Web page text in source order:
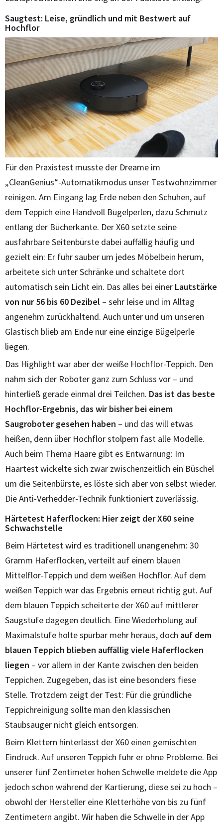
Saugtest: Leise, gründlich und mit Bestwert auf
Hochflor
Für den Praxistest musste der Dreame im
„CleanGenius“-Automatikmodus unser Testwohnzimmer
reinigen. Am Eingang lag Erde neben den Schuhen, auf
dem Teppich eine Handvoll Bügelperlen, dazu Schmutz
entlang der Bücherkante. Der X60 setzte seine
ausfahrbare Seitenbürste dabei auffällig häufig und
gezielt ein: Er fuhr sauber um jedes Möbelbein herum,
arbeitete sich unter Schränke und schaltete dort
automatisch sein Licht ein. Das alles bei einer Lautstärke
von nur 56 bis 60 Dezibel – sehr leise und im Alltag
angenehm zurückhaltend. Auch unter und um unseren
Glastisch blieb am Ende nur eine einzige Bügelperle
liegen.
Das Highlight war aber der weiße Hochflor-Teppich. Den
nahm sich der Roboter ganz zum Schluss vor – und
hinterließ gerade einmal drei Teilchen. Das ist das beste
Hochflor-Ergebnis, das wir bisher bei einem
Saugroboter gesehen haben – und das will etwas
heißen, denn über Hochflor stolpern fast alle Modelle.
Auch beim Thema Haare gibt es Entwarnung: Im
Haartest wickelte sich zwar zwischenzeitlich ein Büschel
um die Seitenbürste, es löste sich aber von selbst wieder.
Die Anti-Verhedder-Technik funktioniert zuverlässig.
Härtetest Haferflocken: Hier zeigt der X60 seine
Schwachstelle
Beim Härtetest wird es traditionell unangenehm: 30
Gramm Haferflocken, verteilt auf einem blauen
Mittelflor-Teppich und dem weißen Hochflor. Auf dem
weißen Teppich war das Ergebnis erneut richtig gut. Auf
dem blauen Teppich scheiterte der X60 auf mittlerer
Saugstufe dagegen deutlich. Eine Wiederholung auf
Maximalstufe holte spürbar mehr heraus, doch auf dem
blauen Teppich blieben auffällig viele Haferflocken
liegen – vor allem in der Kante zwischen den beiden
Teppichen. Zugegeben, das ist eine besonders fiese
Stelle. Trotzdem zeigt der Test: Für die gründliche
Teppichreinigung sollte man den klassischen
Staubsauger nicht gleich entsorgen.
Beim Klettern hinterlässt der X60 einen gemischten
Eindruck. Auf unseren Teppich fuhr er ohne Probleme. Bei
unserer fünf Zentimeter hohen Schwelle meldete die App
jedoch schon während der Kartierung, diese sei zu hoch –
obwohl der Hersteller eine Kletterhöhe von bis zu fünf
Zentimetern angibt. Wir haben die Schwelle in der App